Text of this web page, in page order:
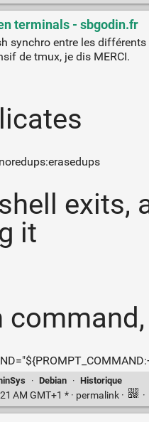
terminals - sbgodin.fr
synchro entre les
de tmux, je dis MERCI.
exits,
it
· Debian · Historique
AM GMT+1 * · permalink · ·